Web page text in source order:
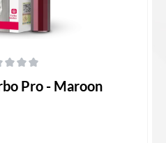
Pro - Maroon